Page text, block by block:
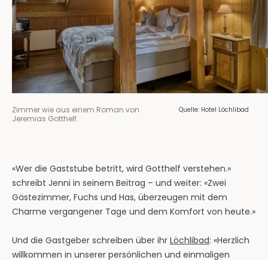
Zimmer wie aus einem Roman von
Jeremias Gotthelf.
Quelle: Hotel Löchlibad
«Wer die Gaststube betritt, wird Gotthelf verstehen.»
schreibt Jenni in seinem Beitrag – und weiter: «Zwei
Gästezimmer, Fuchs und Has, überzeugen mit dem
Charme vergangener Tage und dem Komfort von heute.»
Und die Gastgeber schreiben über ihr Löchlibad: «Herzlich
willkommen in unserer persönlichen und einmaligen